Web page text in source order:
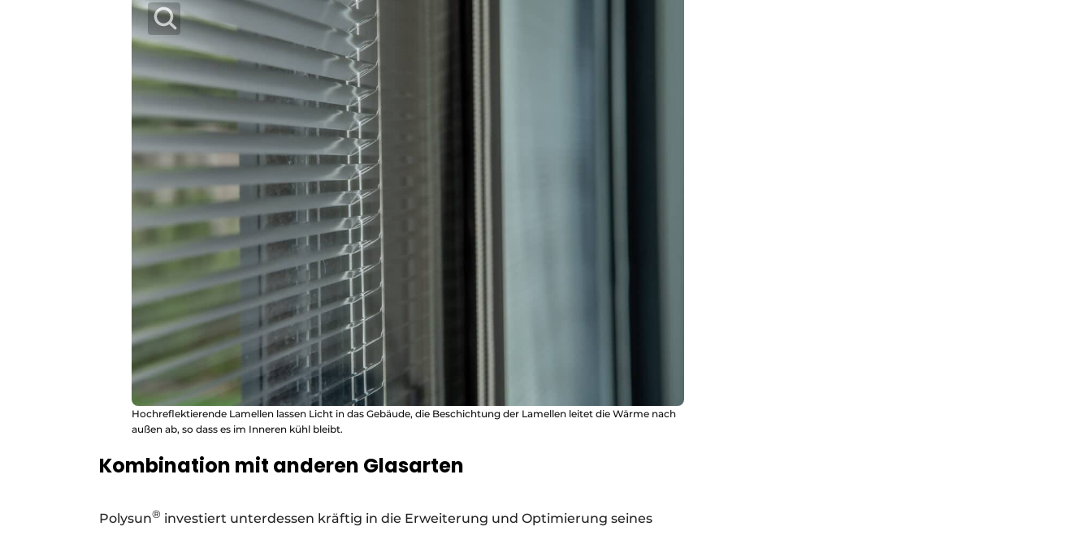
Hochreflektierende Lamellen lassen Licht in das Gebäude, die Beschichtung der Lamellen leitet die Wärme nach
außen ab, so dass es im Inneren kühl bleibt.
Kombination mit anderen Glasarten
Polysun® investiert unterdessen kräftig in die Erweiterung und Optimierung seines